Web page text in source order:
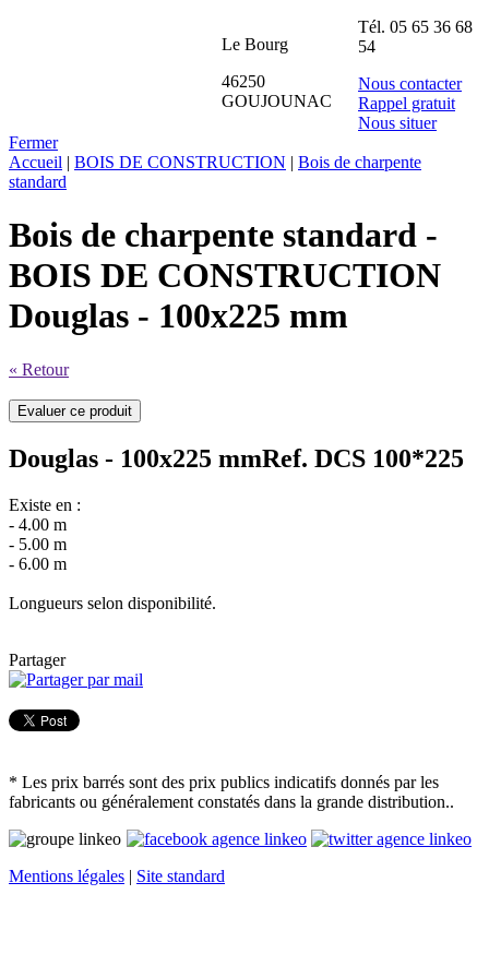
Le Bourg
46250
GOUJOUNAC
Tél. 05 65 36 68
54
Nous contacter
Rappel gratuit
Nous situer
Fermer
Accueil | BOIS DE CONSTRUCTION | Bois de charpente
standard
Bois de charpente standard -
BOIS DE CONSTRUCTION
Douglas - 100x225 mm
« Retour
Douglas - 100x225 mmRef. DCS 100*225
Existe en :
- 4.00 m
- 5.00 m
- 6.00 m
Longueurs selon disponibilité.
Partager
* Les prix barrés sont des prix publics indicatifs donnés par les
fabricants ou généralement constatés dans la grande distribution..
Mentions légales | Site standard